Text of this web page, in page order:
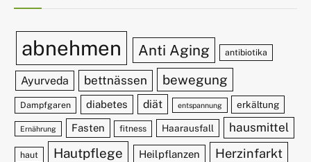
abnehmen Anti Aging antibiotika
Ayurveda bettnässen bewegung
Dampfgaren diabetes diät entspannung erkältung
Ernährung Fasten fitness Haarausfall hausmittel
haut Hautpflege Heilpflanzen Herzinfarkt